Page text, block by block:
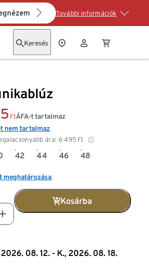
További információk
Keresés
Ft
ára: 6 495 Ft
ÁFA-t tartalmaz
nem tartalmaz
42 44 46 48
meghatározása
Kosárba
2026. 08. 12. - K., 2026. 08. 18.